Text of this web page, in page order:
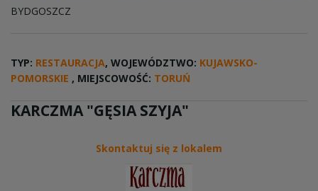
BYDGOSZCZ
TYP: RESTAURACJA, WOJEWÓDZTWO: KUJAWSKO-
POMORSKIE , MIEJSCOWOŚĆ: TORUŃ
KARCZMA "GĘSIA SZYJA"
Skontaktuj się z lokalem